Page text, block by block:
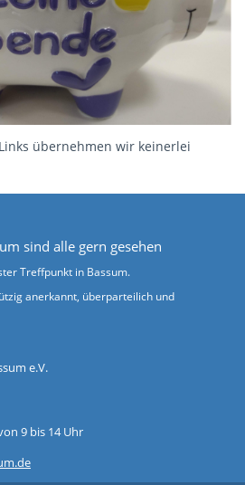
übernehmen wir keinerlei
sind alle gern gesehen
Treffpunkt in Bassum.
anerkannt, überparteilich und
e.V.
9 bis 14 Uhr